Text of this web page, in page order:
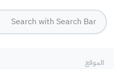
الموقع